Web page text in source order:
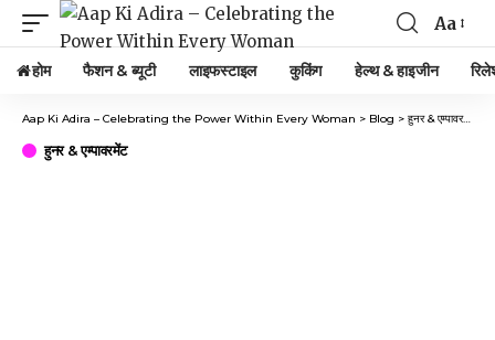
Aa
होम फैशन & ब्यूटी लाइफस्टाइल कुकिंग हेल्थ & हाइजीन
Aap Ki Adira – Celebrating the Power Within Every Woman > Blog > हुनर & एम्पावरमेंट
हुनर & एम्पावरमेंट